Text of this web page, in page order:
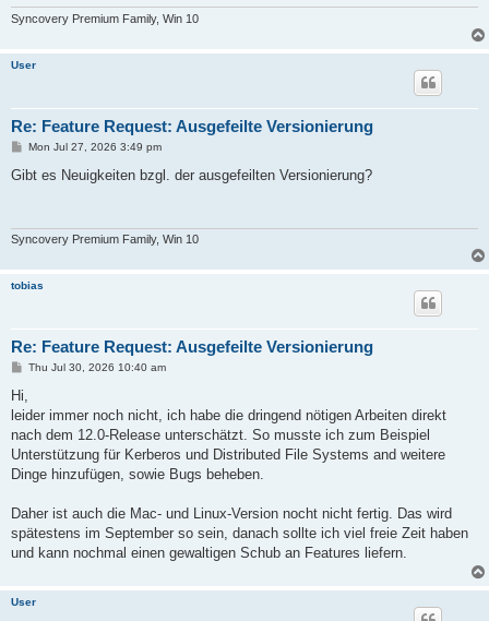
Syncovery Premium Family, Win 10
User
Re: Feature Request: Ausgefeilte Versionierung
P
s
Mon Jul 27, 2026 3:49 pm
Gibt es Neuigkeiten bzgl. der ausgefeilten Versionierung?
Syncovery Premium Family, Win 10
tobias
Re: Feature Request: Ausgefeilte Versionierung
P
t
Thu Jul 30, 2026 10:40 am
Hi,
leider immer noch nicht, ich habe die dringend nötigen Arbeiten direkt
nach dem 12.0-Release unterschätzt. So musste ich zum Beispiel
Unterstützung für Kerberos und Distributed File Systems and weitere
Dinge hinzufügen, sowie Bugs beheben.
Daher ist auch die Mac- und Linux-Version nocht nicht fertig. Das wird
spätestens im September so sein, danach sollte ich viel freie Zeit haben
und kann nochmal einen gewaltigen Schub an Features liefern.
User